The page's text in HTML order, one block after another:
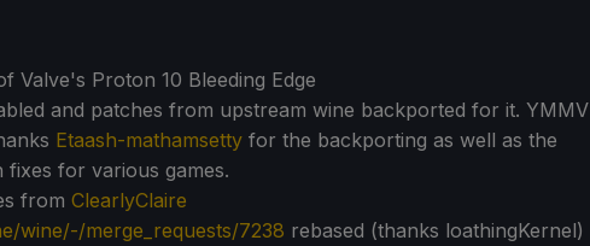
Valve's Proton 10 Bleeding Edge
and patches from upstream wine backported for it. YMMV
Etaash-mathamsetty for the backporting as well as the
for various games.
from ClearlyClaire
wine/-/merge_requests/7238 rebased (thanks loathingKernel)